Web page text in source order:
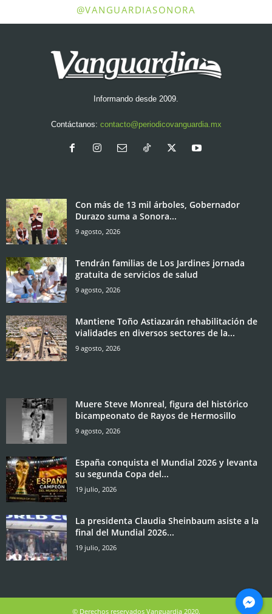
@VANGUARDIASONORA
Informando desde 2009.
Contáctanos: contacto@periodicovanguardia.mx
Con más de 13 mil árboles, Gobernador
Durazo suma a Sonora...
9 agosto, 2026
Tendrán familias de Los Jardines jornada
gratuita de servicios de salud
9 agosto, 2026
Mantiene Toño Astiazarán rehabilitación de
vialidades en diversos sectores de la...
9 agosto, 2026
Muere Steve Monreal, figura del histórico
bicampeonato de Rayos de Hermosillo
9 agosto, 2026
España conquista el Mundial 2026 y levanta
su segunda Copa del...
19 julio, 2026
La presidenta Claudia Sheinbaum asiste a la
final del Mundial 2026...
19 julio, 2026
© Derechos reservados Vanguardia 2020.